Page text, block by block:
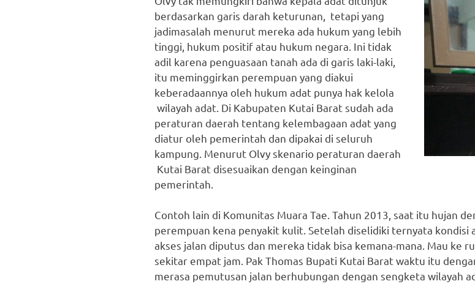
berdasarkan garis darah keturunan, tetapi yang
jadimasalah menurut mereka ada hukum yang lebih
tinggi, hukum positif atau hukum negara. Ini tidak
adil karena penguasaan tanah ada di garis laki-laki,
itu meminggirkan perempuan yang diakui
keberadaannya oleh hukum adat punya hak kelola
wilayah adat. Di Kabupaten Kutai Barat sudah ada
peraturan daerah tentang kelembagaan adat yang
diatur oleh pemerintah dan dipakai di seluruh
kampung. Menurut Olvy skenario peraturan daerah
Kutai Barat disesuaikan dengan keinginan
pemerintah.
Contoh lain di Komunitas Muara Tae. Tahun 2013, saat itu hujan
perempuan kena penyakit kulit. Setelah diselidiki ternyata kondisi
akses jalan diputus dan mereka tidak bisa kemana-mana. Mau ke
sekitar empat jam. Pak Thomas Bupati Kutai Barat waktu itu
merasa pemutusan jalan berhubungan dengan sengketa wilayah